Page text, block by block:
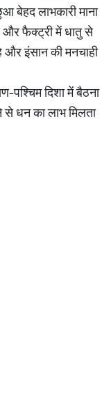
बेहद लाभकारी माना
और फैक्ट्री में धातु से
इंसान की मनचाही
पश्चिम दिशा में बैठना
से धन का लाभ मिलता